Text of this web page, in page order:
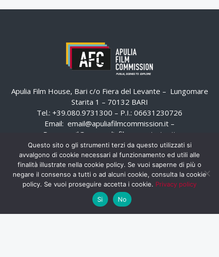
Apulia Film House, Bari c/o Fiera del Levante – Lungomare
Starita 1 – 70132 BARI
Tel.: +39.080.9731300 – P.I.: 06631230726
Email: email@apuliafilmcommission.it –
Pec:
email@pec.apuliafilmcommission.it
Questo sito o gli strumenti terzi da questo utilizzati si
avvalgono di cookie necessari al funzionamento ed utili alle
finalità illustrate nella cookie policy. Se vuoi saperne di più o
negare il consenso a tutti o ad alcuni cookie, consulta la cookie
policy. Se vuoi proseguire accetta i cookie. Privacy policy
Si
No